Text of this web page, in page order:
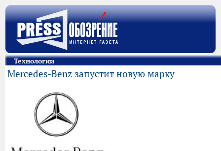
Технологии
Mercedes-Benz запустит новую марку